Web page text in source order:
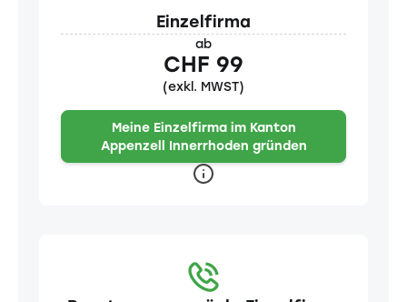
Einzelfirma
ab
CHF 99
(exkl. MWST)
Meine Einzelfirma im Kanton
Appenzell Innerrhoden gründen